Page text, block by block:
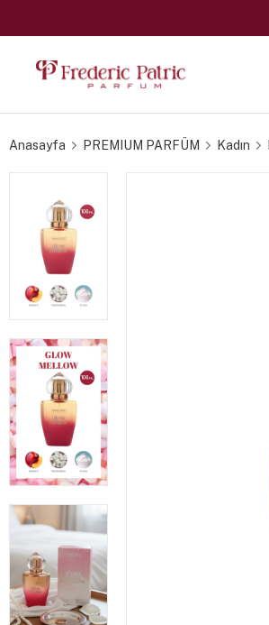
Anasayfa PREMIUM PARFÜM Kadın